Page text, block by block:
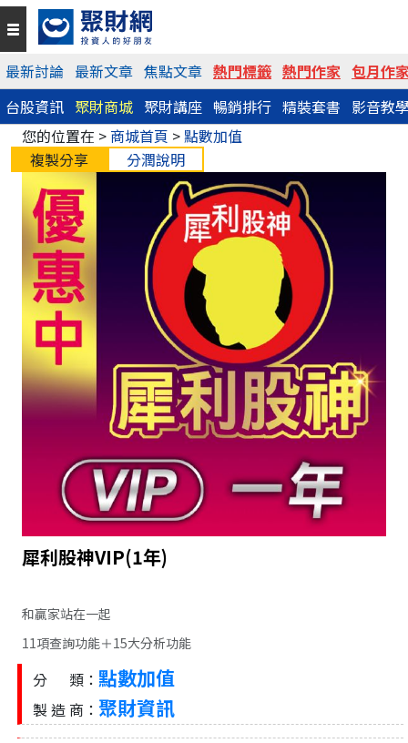
最新討論 最新文章 焦點文章 熱門標籤 熱門作家 包月作
台股資訊 聚財商城 聚財講座 暢銷排行 精裝套書 影音教
您的位置在 > 商城首頁 >點數加值
複製分享
分潤說明
犀利股神VIP(1年)
和贏家站在一起
11項查詢功能＋15大分析功能
分 類： 點數加值
製 造 商： 聚財資訊